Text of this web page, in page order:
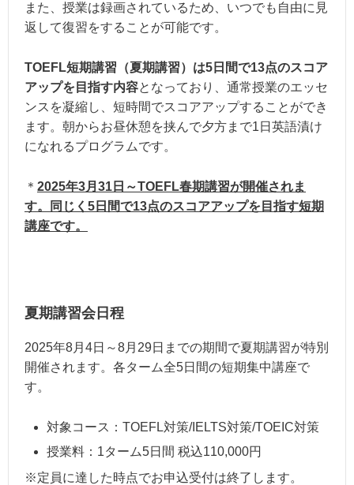
また、授業は録画されているため、いつでも自由に見
返して復習をすることが可能です。
TOEFL短期講習（夏期講習）は5日間で13点のスコア
アップを目指す内容となっており、通常授業のエッセ
ンスを凝縮し、短時間でスコアアップすることができ
ます。朝からお昼休憩を挟んで夕方まで1日英語漬け
になれるプログラムです。
＊ 2025年3月31日～TOEFL春期講習が開催されま
す。同じく5日間で13点のスコアアップを目指す短期
講座です。
夏期講習会日程
2025年8月4日～8月29日までの期間で夏期講習が特別
開催されます。各ターム全5日間の短期集中講座で
す。
対象コース：TOEFL対策/IELTS対策/TOEIC対策
授業料：1ターム5日間 税込110,000円
※定員に達した時点でお申込受付は終了します。